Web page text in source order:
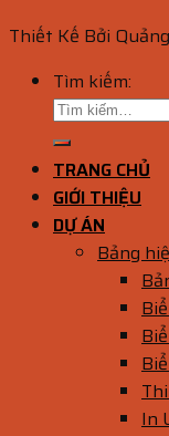
Thiết Kế Bởi
Tìm kiếm:
TRANG CHỦ
GIỚI THIỆU
DỰ ÁN
Bảng
In